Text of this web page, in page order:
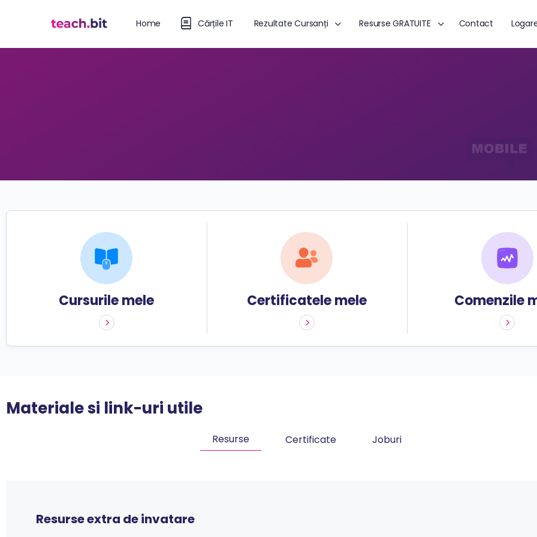
Home Cărțile IT Rezultate Cursanți Resurse GRATUITE Contact
Cursurile mele Certificatele mele Comenzile
Materiale si link-uri utile
Resurse Certificate Joburi
Resurse extra de invatare
Certificatele mele
Joburile mele